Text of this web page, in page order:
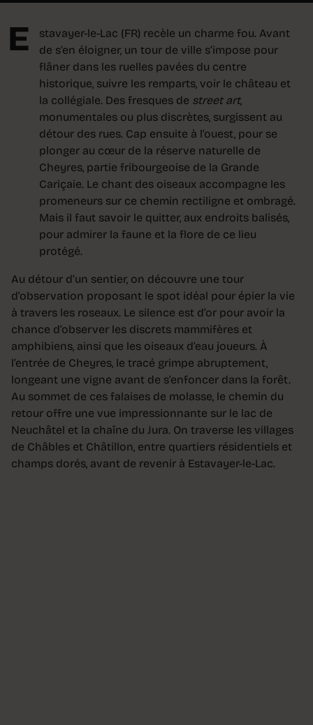
E
stavayer-le-Lac (FR) recèle un charme fou. Avant
de s’en éloigner, un tour de ville s’impose pour
flâner dans les ruelles pavées du centre
historique, suivre les remparts, voir le château et
la collégiale. Des fresques de street art,
monumentales ou plus discrètes, surgissent au
détour des rues. Cap ensuite à l’ouest, pour se
plonger au cœur de la réserve naturelle de
Cheyres, partie fribourgeoise de la Grande
Cariçaie. Le chant des oiseaux accompagne les
promeneurs sur ce chemin rectiligne et ombragé.
Mais il faut savoir le quitter, aux endroits balisés,
pour admirer la faune et la flore de ce lieu
protégé.
Au détour d’un sentier, on découvre une tour
d’observation proposant le spot idéal pour épier la vie
à travers les roseaux. Le silence est d’or pour avoir la
chance d’observer les discrets mammifères et
amphibiens, ainsi que les oiseaux d’eau joueurs. À
l’entrée de Cheyres, le tracé grimpe abruptement,
longeant une vigne avant de s’enfoncer dans la forêt.
Au sommet de ces falaises de molasse, le chemin du
retour offre une vue impressionnante sur le lac de
Neuchâtel et la chaîne du Jura. On traverse les villages
de Châbles et Châtillon, entre quartiers résidentiels et
champs dorés, avant de revenir à Estavayer-le-Lac.